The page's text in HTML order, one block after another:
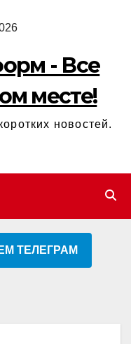
- Все
месте!
новостей.
ТЕЛЕГРАМ